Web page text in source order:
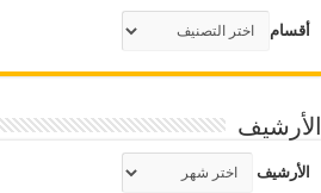
أقسام
الأرشيف
الأرشيف